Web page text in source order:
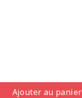
Ajouter au panier